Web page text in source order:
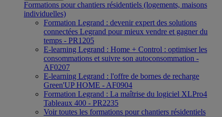
Formations pour chantiers résidentiels (logements, maisons
individuelles)
Formation Legrand : devenir expert des solutions
connectées Legrand pour mieux vendre et gagner du
temps - PR1205
E-learning Legrand : Home + Control : optimiser les
consommations et suivre son autoconsommation -
AF0207
E-learning Legrand : l'offre de bornes de recharge
Green'UP HOME - AF0904
Formation Legrand : La maîtrise du logiciel XLPro4
Tableaux 400 - PR2235
Voir toutes les formations pour chantiers résidentiels